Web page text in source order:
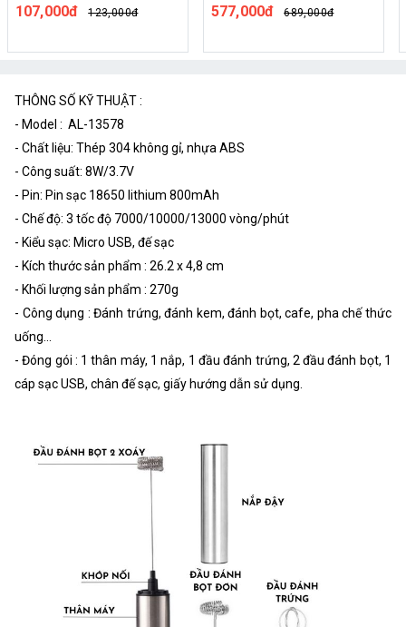
107,000đ 123,000đ 577,000đ 689,000đ
THÔNG SỐ KỸ THUẬT :
- Model : AL-13578
- Chất liệu: Thép 304 không gỉ, nhựa ABS
- Công suất: 8W/3.7V
- Pin: Pin sạc 18650 lithium 800mAh
- Chế độ: 3 tốc độ 7000/10000/13000 vòng/phút
- Kiểu sạc: Micro USB, đế sạc
- Kích thước sản phẩm : 26.2 x 4,8 cm
- Khối lượng sản phẩm : 270g
- Công dụng : Đánh trứng, đánh kem, đánh bọt, cafe, pha chế thức
uống...
- Đóng gói : 1 thân máy, 1 nắp, 1 đầu đánh trứng, 2 đầu đánh bọt, 1
cáp sạc USB, chân đế sạc, giấy hướng dẫn sử dụng.